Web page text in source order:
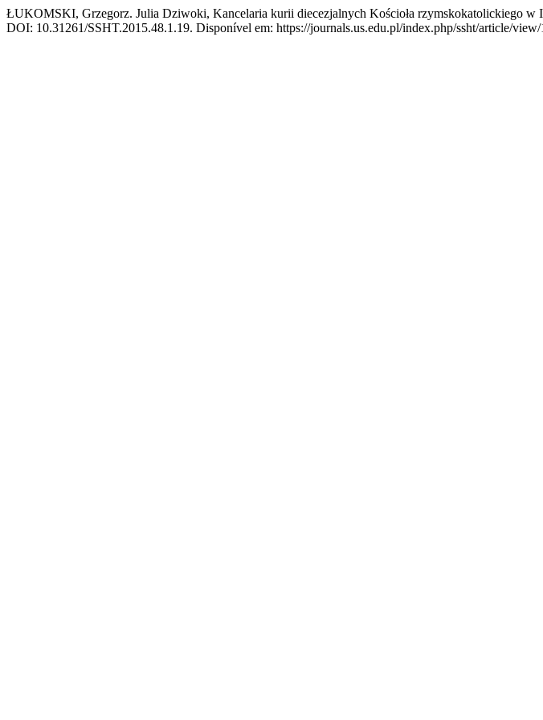
ŁUKOMSKI, Grzegorz. Julia Dziwoki, Kancelaria kurii diecezjalnych Kościoła rzymskokatolickiego w
DOI: 10.31261/SSHT.2015.48.1.19. Disponível em: https://journals.us.edu.pl/index.php/ssht/article/view/